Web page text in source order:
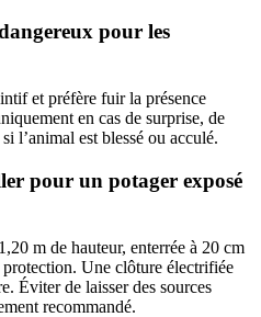
pour les
et préfère fuir la présence
en cas de surprise, de
l’animal est blessé ou acculé.
pour un potager exposé
m de hauteur, enterrée à 20 cm
Une clôture électrifiée
Éviter de laisser des sources
recommandé.